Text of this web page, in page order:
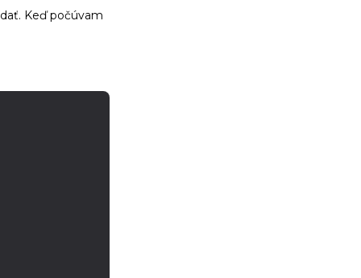
Keď počúvam